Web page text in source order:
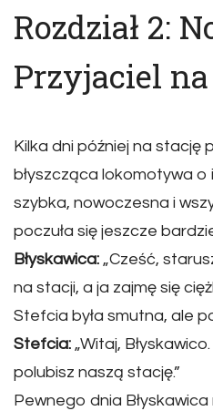
Rozdział 2:
Przyjaciel
Kilka dni później na stację
błyszcząca lokomotywa o
szybka, nowoczesna i
poczuła się jeszcze
Błyskawica: „Cześć,
na stacji, a ja zajmę się
Stefcia była smutna, ale
Stefcia: „Witaj,
polubisz naszą stację.”
Pewnego dnia Błyskawica